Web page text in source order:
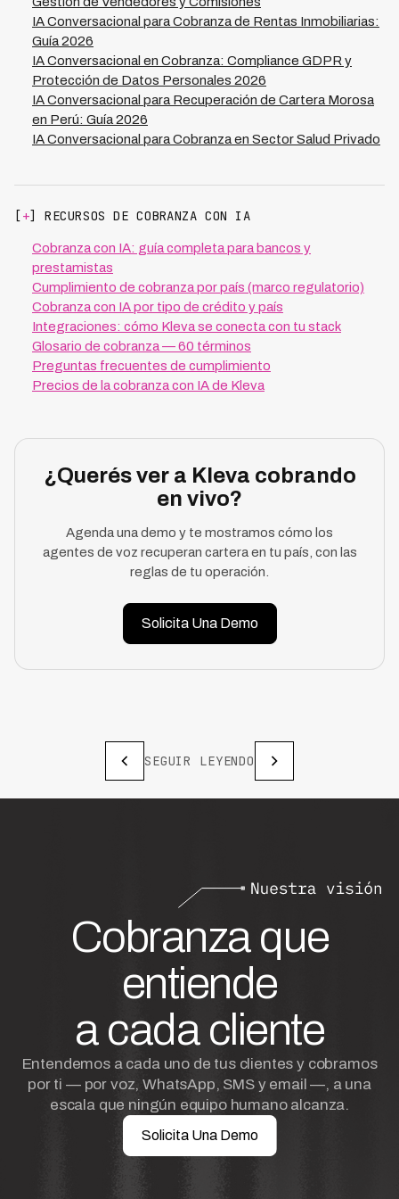
IA Conversacional para Cobranza de Rentas Inmobiliarias:
Guía 2026
IA Conversacional en Cobranza: Compliance GDPR y
Protección de Datos Personales 2026
IA Conversacional para Recuperación de Cartera Morosa
en Perú: Guía 2026
IA Conversacional para Cobranza en Sector Salud Privado
[+] RECURSOS DE COBRANZA CON IA
Cobranza con IA: guía completa para bancos y
prestamistas
Cumplimiento de cobranza por país (marco regulatorio)
Cobranza con IA por tipo de crédito y país
Integraciones: cómo Kleva se conecta con tu stack
Glosario de cobranza — 60 términos
Preguntas frecuentes de cumplimiento
Precios de la cobranza con IA de Kleva
¿Querés ver a Kleva cobrando
en vivo?
Agenda una demo y te mostramos cómo los
agentes de voz recuperan cartera en tu país, con las
reglas de tu operación.
Solicita Una Demo
SEGUIR LEYENDO
Cobranza que
entiende
a cada cliente
Entendemos a cada uno de tus clientes y cobramos
por ti — por voz, WhatsApp, SMS y email —, a una
escala que ningún equipo humano alcanza.
Solicita Una Demo